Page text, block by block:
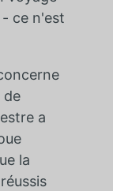
ce n'est
de
a
la